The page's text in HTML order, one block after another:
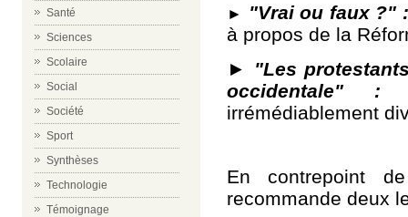
Santé
Sciences
Scolaire
Social
Société
Sport
Synthèses
Technologie
Témoignage
►
"Vrai ou faux ?" :
à propos de la
►
"Les
occidentale" :
irrémédiablement
En contrepoint
recommande deux